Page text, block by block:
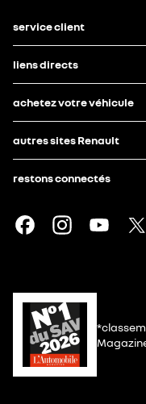
service client
liens directs
achetez votre véhicule
autres sites Renault
restons connectés